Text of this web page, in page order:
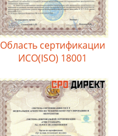
Область сертификации
ИСО(ISO) 18001